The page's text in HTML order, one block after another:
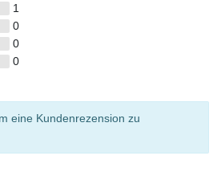
1
0
0
0
eine Kundenrezension zu